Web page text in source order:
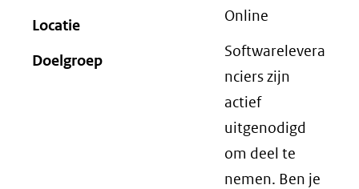
Locatie
Online
Doelgroep
Softwarelevera
nciers zijn
actief
uitgenodigd
om deel te
nemen. Ben je